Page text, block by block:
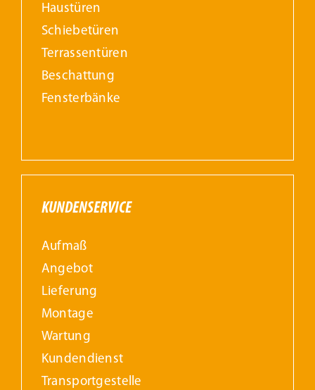
Haustüren
Schiebetüren
Terrassentüren
Beschattung
Fensterbänke
KUNDENSERVICE
Aufmaß
Angebot
Lieferung
Montage
Wartung
Kundendienst
Transportgestelle